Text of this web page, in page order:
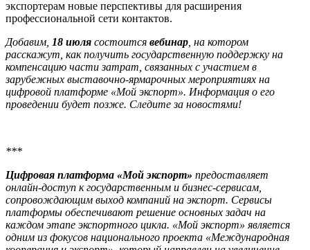
экспортерам новые перспективы для расширения
профессиональной сети контактов.
Добавим, 18 июля состоится вебинар , на котором
расскажут, как получить государственную поддержку на
компенсацию части затрат, связанных с участием в
зарубежных выставочно-ярмарочных мероприятиях на
цифровой платформе «Мой экспорт». Информация о его
проведении будет позже. Следите за новостями!
***
Цифровая платформа «Мой экспорт» предоставляет
онлайн-доступ к государственным и бизнес-сервисам,
сопровождающим выход компаний на экспорт. Сервисы
платформы обеспечивают решение основных задач на
каждом этапе экспортного цикла. «Мой экспорт» является
одним из фокусов национального проекта «Международная